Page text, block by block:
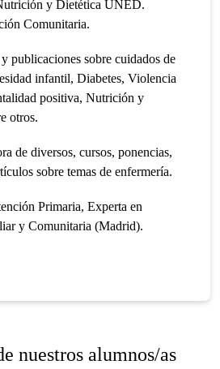
y Dietética UNED.
Comunitaria.
publicaciones sobre cuidados de
positiva, Nutrición y
otros.
de diversos, cursos, ponencias,
sobre temas de enfermería.
Primaria, Experta en
y Comunitaria (Madrid).
nuestros alumnos/as